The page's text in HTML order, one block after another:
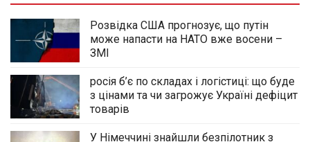
Розвідка США прогнозує, що путін
може напасти на НАТО вже восени –
ЗМІ
росія б’є по складах і логістиці: що буде
з цінами та чи загрожує Україні дефіцит
товарів
У Німеччині знайшли безпілотник з